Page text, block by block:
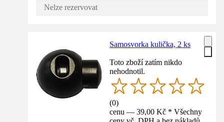
Nelze rezervovat
Samosvorka kulička, 2 ks
Toto zboží zatím nikdo
nehodnotil.
(0)
cenu — 39,00 Kč * Všechny